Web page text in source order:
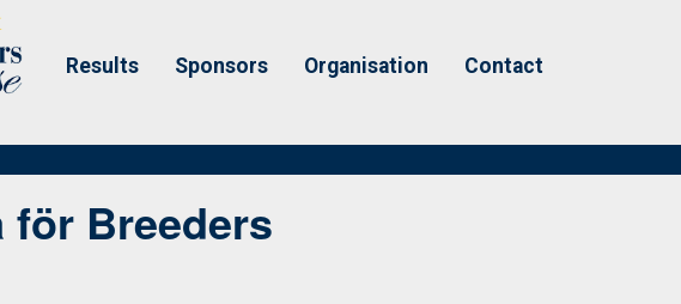
Results Sponsors Organisation Contact
för Breeders